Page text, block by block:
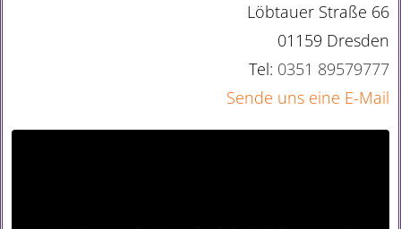
Löbtauer Straße 66
01159 Dresden
Tel: 0351 89579777
Sende uns eine E-Mail